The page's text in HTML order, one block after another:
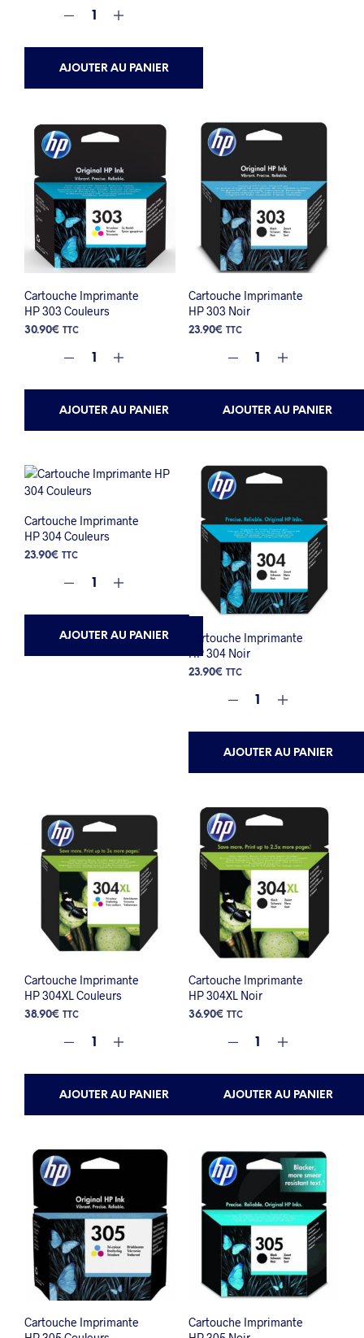
AJOUTER AU PANIER
Cartouche Imprimante
HP 303 Couleurs
30.90€ TTC
AJOUTER AU PANIER
Cartouche Imprimante
HP 303 Noir
23.90€ TTC
AJOUTER AU PANIER
Cartouche Imprimante
HP 304 Couleurs
23.90€ TTC
AJOUTER AU PANIER
Cartouche Imprimante
HP 304 Noir
23.90€ TTC
AJOUTER AU PANIER
Cartouche Imprimante
HP 304XL Couleurs
38.90€ TTC
AJOUTER AU PANIER
Cartouche Imprimante
HP 304XL Noir
36.90€ TTC
AJOUTER AU PANIER
Cartouche Imprimante
Cartouche Imprimante